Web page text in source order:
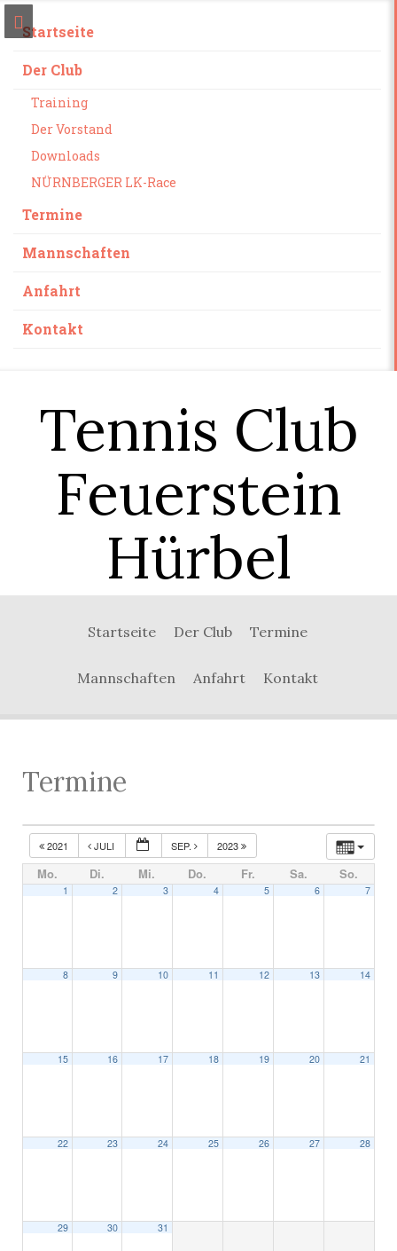
Startseite
Der Club
Training
Der Vorstand
Downloads
NÜRNBERGER LK-Race
Termine
Mannschaften
Anfahrt
Kontakt
Tennis Club
Feuerstein
Hürbel
Startseite Der Club Termine
Mannschaften Anfahrt Kontakt
Termine
2021 JULI SEP. 2023
Mo. Di. Mi. Do. Fr. Sa. So.
1 2 3 4 5 6 7
8 9 10 11 12 13 14
15 16 17 18 19 20 21
22 23 24 25 26 27 28
29 30 31